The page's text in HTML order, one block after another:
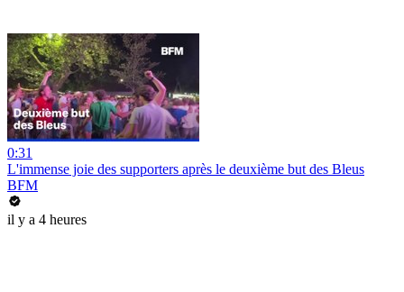
0:31
L'immense joie des supporters après le deuxième but des Bleus
BFM
il y a 4 heures